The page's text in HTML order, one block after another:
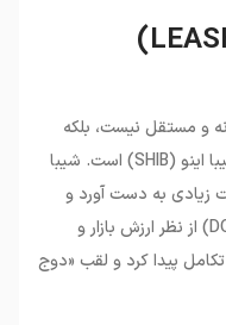
ارز دیجیتال دوج کیلر (LEASH)
و مستقل نیست، بلکه
بیشتر یک لقب برای نسخه اولیه پروژه شیبا اینو (SHIB) است. شیبا
زیادی به دست آورد و
هدف آن پیشی گرفتن از دوج کوین (DOGE) از نظر ارزش بازار و
پیدا کرد و لقب «دوج